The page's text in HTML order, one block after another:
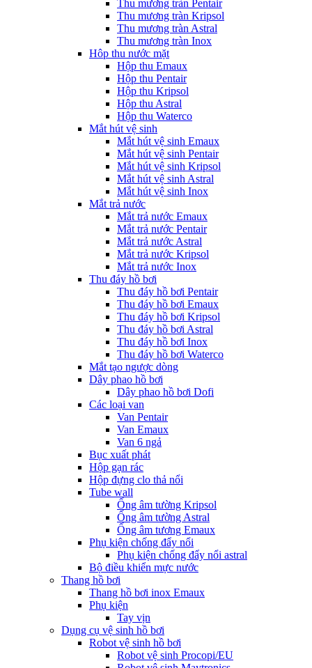
Thu mương tràn Pentair
Thu mương tràn Kripsol
Thu mương tràn Astral
Thu mương tràn Inox
Hôp thu nước mặt
Hộp thu Emaux
Hộp thu Pentair
Hộp thu Kripsol
Hộp thu Astral
Hộp thu Waterco
Mắt hút vệ sinh
Mắt hút vệ sinh Emaux
Mắt hút vệ sinh Pentair
Mắt hút vệ sinh Kripsol
Mắt hút vệ sinh Astral
Mắt hút vệ sinh Inox
Mắt trả nước
Mắt trả nước Emaux
Mắt trả nước Pentair
Mắt trả nước Astral
Mắt trả nước Kripsol
Mắt trả nước Inox
Thu đáy hồ bơi
Thu đáy hồ bơi Pentair
Thu đáy hồ bơi Emaux
Thu đáy hồ bơi Kripsol
Thu đáy hồ bơi Astral
Thu đáy hồ bơi Inox
Thu đáy hồ bơi Waterco
Mắt tạo ngược dòng
Dây phao hồ bơi
Dây phao hồ bơi Dofi
Các loại van
Van Pentair
Van Emaux
Van 6 ngả
Bục xuất phát
Hộp gạn rác
Hộp đựng clo thả nổi
Tube wall
Ống âm tường Kripsol
Ống âm tường Astral
Ống âm tương Emaux
Phụ kiện chống đẩy nổi
Phụ kiện chống đẩy nổi astral
Bộ điều khiển mực nước
Thang hồ bơi
Thang hồ bơi inox Emaux
Phụ kiện
Tay vịn
Dụng cụ vệ sinh hồ bơi
Robot vệ sinh hồ bơi
Robot vệ sinh Procopi/EU